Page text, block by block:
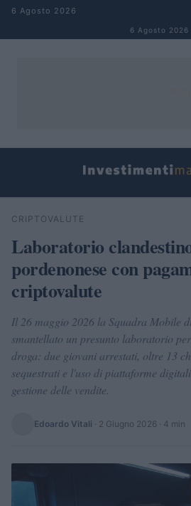
Salta al contenuto
6 Agosto 2026
6 Agosto 2026
Cerca
CRIPTOVALUTE
Laboratorio
pordenonese con
criptovalute
Il 26 maggio 2026 la Squadra Mobile
smantellato un presunto laboratorio
droga: due giovani arrestati, oltre 13
sequestrati e l'uso di piattaforme
gestione delle vendite.
Edoardo Vitali · 2 Giugno 2026 · 4 min